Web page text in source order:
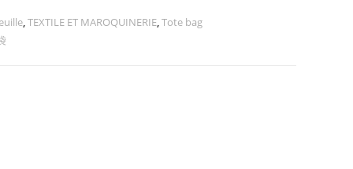
,TEXTILE ET MAROQUINERIE,Tote bag